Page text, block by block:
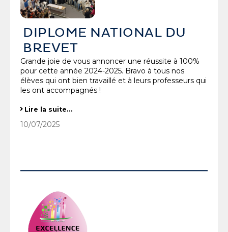
DIPLOME NATIONAL DU
BREVET
Grande joie de vous annoncer une réussite à 100%
pour cette année 2024-2025. Bravo à tous nos
élèves qui ont bien travaillé et à leurs professeurs qui
les ont accompagnés !
DIPLOME NATIONAL DU BREVET
Lire la suite…
10/07/2025